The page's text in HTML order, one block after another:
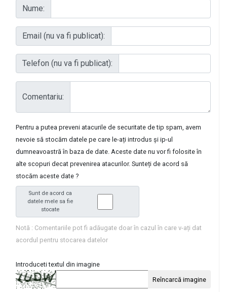
Nume:
Email (nu va fi publicat):
Telefon (nu va fi publicat):
Comentariu:
Pentru a putea preveni atacurile de securitate de tip spam, avem
nevoie să stocăm datele pe care le-ați introdus și ip-ul
dumneavoastră în baza de date. Aceste date nu vor fi folosite în
alte scopuri decat prevenirea atacurilor. Sunteți de acord să
stocăm aceste date ?
Sunt de acord ca
datele mele sa fie
stocate
Notă : Comentariile pot fi adăugate doar în cazul în care v-ați dat
acordul pentru stocarea datelor
Introduceti textul din imagine
Reîncarcă imagine